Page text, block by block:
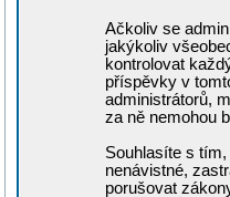
Ačkoliv se
jakýkoliv
kontrolovat
příspěvky v
administrátorů,
za ně nemohou
Souhlasíte s
nenávistné,
porušovat